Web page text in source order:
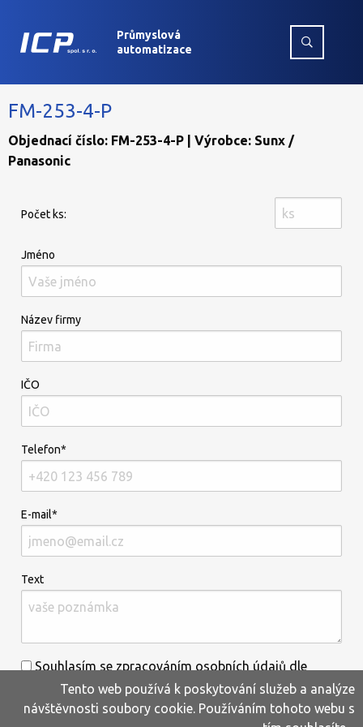
Průmyslová
automatizace
FM-253-4-P
Objednací číslo: FM-253-4-P | Výrobce: Sunx /
Panasonic
Počet ks:
Jméno
Název firmy
IČO
Telefon*
E-mail*
Text
Souhlasím se zpracováním osobních údajů dle
informací uvedenýchzde.*
Tento web používá k poskytování služeb a analýze
návštěvnosti soubory cookie. Používáním tohoto webu s